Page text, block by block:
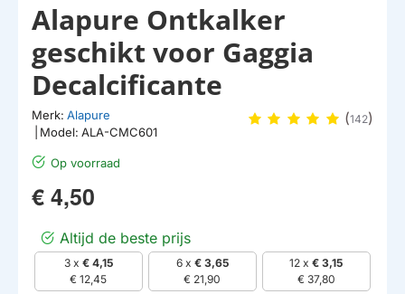
Op voorraad
Alapure Ontkalker
geschikt voor Gaggia
Decalcificante
Merk: Alapure
Model: ALA-CMC601
(142)
€ 4,50
Altijd de beste prijs
3 x € 4,15
€ 12,45
6 x € 3,65
€ 21,90
12 x€ 3,15
€ 37,80